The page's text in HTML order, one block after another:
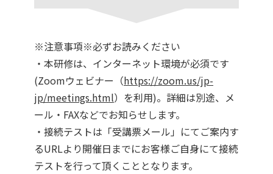
※注意事項※必ずお読みください
・本研修は、インターネット環境が必須です
(Zoomウェビナー（https://zoom.us/jp-
jp/meetings.html）を利用)。詳細は別途、メ
ール・FAXなどでお知らせします。
・接続テストは「受講票メール」にてご案内す
るURLより開催日までにお客様ご自身にて接続
テストを行って頂くこととなります。